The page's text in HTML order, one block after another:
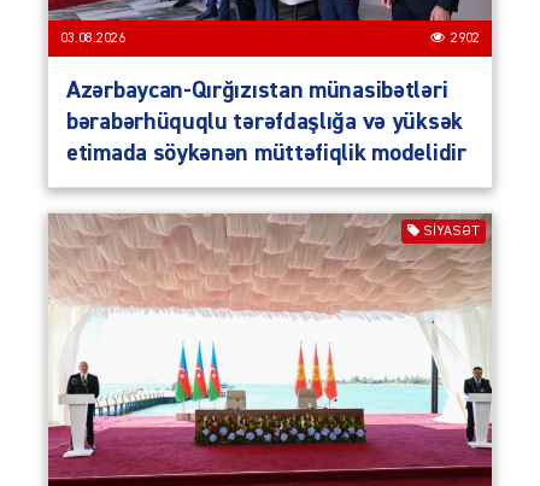
03.08.2026 2902
Azərbaycan-Qırğızıstan münasibətləri
bərabərhüquqlu tərəfdaşlığa və yüksək
etimada söykənən müttəfiqlik modelidir
SIYASƏT